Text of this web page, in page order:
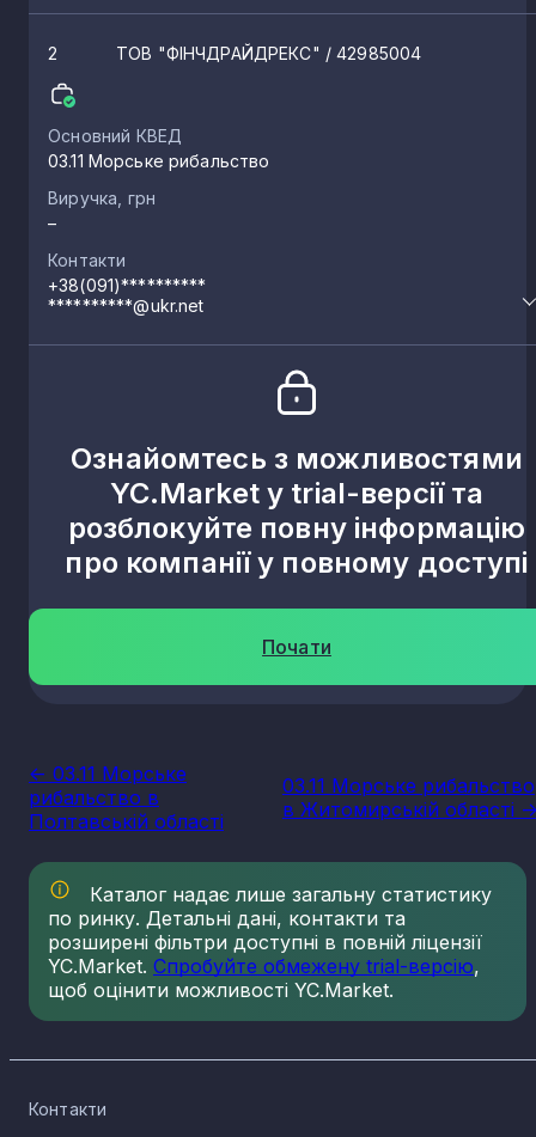
2 ТОВ "ФІНЧДРАЙДРЕКС" / 42985004
Основний КВЕД
03.11 Морське рибальство
Виручка, грн
–
Контакти
+38(091)**********
**********@ukr.net
Ознайомтесь з можливостями
YC.Market у trial-версії та
розблокуйте повну інформацію
про компанії у повному доступі
Почати
<- 03.11 Морське
рибальство в
Полтавській області
03.11 Морське рибальство
в Житомирській області -
Каталог надає лише загальну статистику
по ринку. Детальні дані, контакти та
розширені фільтри доступні в повній ліцензії
YC.Market. Спробуйте обмежену trial-версію,
щоб оцінити можливості YC.Market.
Контакти